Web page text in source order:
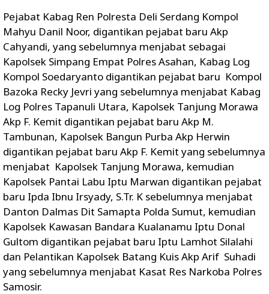
Pejabat Kabag Ren Polresta Deli Serdang Kompol
Mahyu Danil Noor, digantikan pejabat baru Akp
Cahyandi, yang sebelumnya menjabat sebagai
Kapolsek Simpang Empat Polres Asahan, Kabag Log
Kompol Soedaryanto digantikan pejabat baru Kompol
Bazoka Recky Jevri yang sebelumnya menjabat Kabag
Log Polres Tapanuli Utara, Kapolsek Tanjung Morawa
Akp F. Kemit digantikan pejabat baru Akp M.
Tambunan, Kapolsek Bangun Purba Akp Herwin
digantikan pejabat baru Akp F. Kemit yang sebelumnya
menjabat Kapolsek Tanjung Morawa, kemudian
Kapolsek Pantai Labu Iptu Marwan digantikan pejabat
baru Ipda Ibnu Irsyady, S.Tr. K sebelumnya menjabat
Danton Dalmas Dit Samapta Polda Sumut, kemudian
Kapolsek Kawasan Bandara Kualanamu Iptu Donal
Gultom digantikan pejabat baru Iptu Lamhot Silalahi
dan Pelantikan Kapolsek Batang Kuis Akp Arif Suhadi
yang sebelumnya menjabat Kasat Res Narkoba Polres
Samosir.